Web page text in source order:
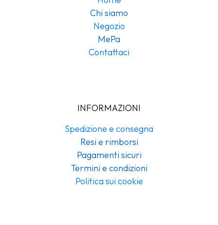
Chi siamo
Negozio
MePa
Contattaci
INFORMAZIONI
Spedizione e consegna
Resi e rimborsi
Pagamenti sicuri
Termini e condizioni
Politica sui cookie